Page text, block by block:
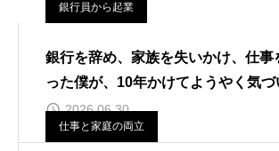
銀行員から起業
銀行を辞め、家族を失いかけ、仕事
った僕が、10年かけてようやく気づ
2026.06.30
仕事と家庭の両立